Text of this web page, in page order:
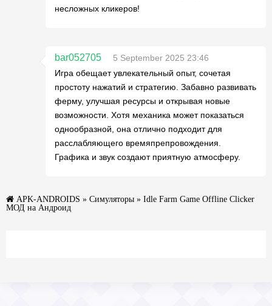
несложных кликеров!
bar052705
5 September 2025 23:46
Игра обещает увлекательный опыт, сочетая
простоту нажатий и стратегию. Забавно развивать
ферму, улучшая ресурсы и открывая новые
возможности. Хотя механика может показаться
однообразной, она отлично подходит для
расслабляющего времяпрепровождения.
Графика и звук создают приятную атмосферу.
APK-ANDROIDS » Симуляторы » Idle Farm Game Offline Clicker
МОД на Андроид